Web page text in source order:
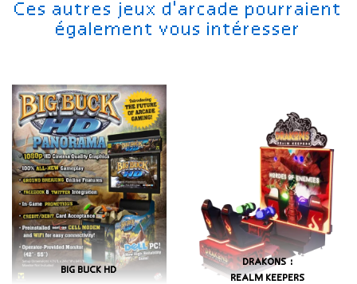
Ces autres jeux d'arcade pourraient
également vous intéresser
BIG BUCK HD
DRAKONS :
REALM KEEPERS